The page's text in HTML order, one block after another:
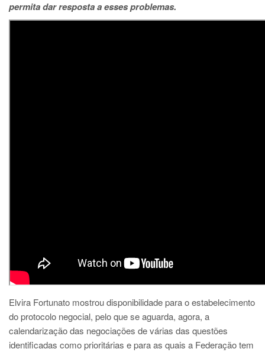
permita dar resposta a esses problemas.
Elvira Fortunato mostrou disponibilidade para o estabelecimento
do protocolo negocial, pelo que se aguarda, agora, a
calendarização das negociações de várias das questões
identificadas como prioritárias e para as quais a Federação tem